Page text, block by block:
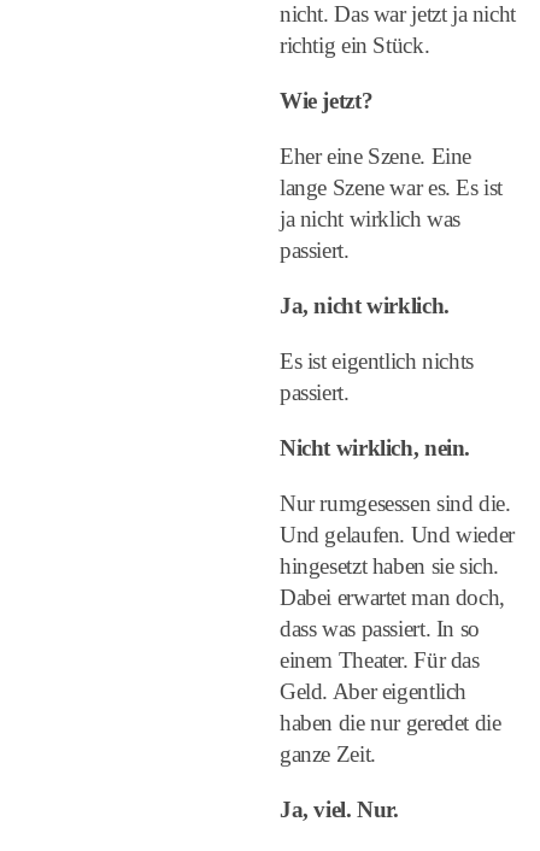
nicht. Das war jetzt ja nicht
richtig ein Stück.
Wie jetzt?
Eher eine Szene. Eine
lange Szene war es. Es ist
ja nicht wirklich was
passiert.
Ja, nicht wirklich.
Es ist eigentlich nichts
passiert.
Nicht wirklich, nein.
Nur rumgesessen sind die.
Und gelaufen. Und wieder
hingesetzt haben sie sich.
Dabei erwartet man doch,
dass was passiert. In so
einem Theater. Für das
Geld. Aber eigentlich
haben die nur geredet die
ganze Zeit.
Ja, viel. Nur.